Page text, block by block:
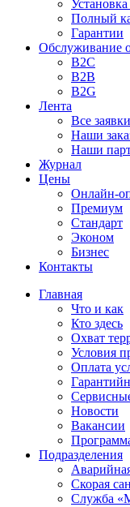
Полный
Гарантии
Обслуживание
B2C
B2B
B2G
Лента
Все заявки
Наши
Наши
Журнал
Цены
Онлайн-
Премиум
Стандарт
Эконом
Бизнес
Контакты
Главная
Что и как
Кто здесь
Охват
Условия
Оплата
Новости
Вакансии
Подразделения
Скорая
Служба